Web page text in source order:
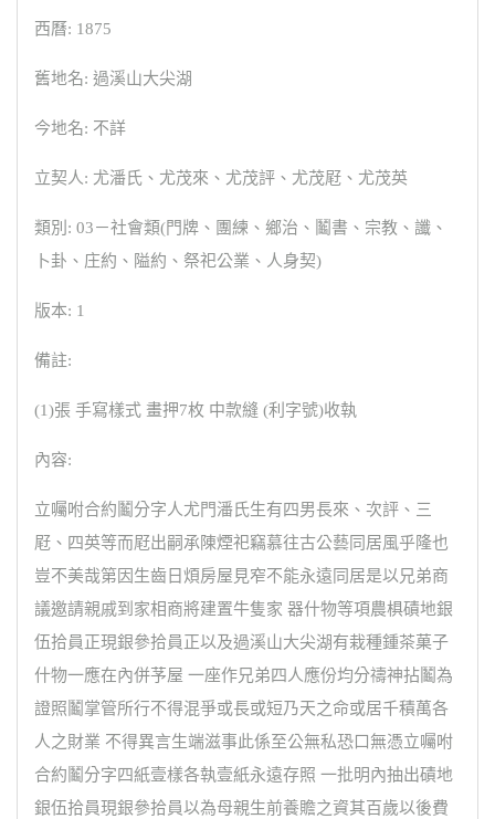
西曆: 1875
舊地名: 過溪山大尖湖
今地名: 不詳
立契人: 尤潘氏、尤茂來、尤茂評、尤茂屘、尤茂英
類別: 03－社會類(門牌、團練、鄉治、鬮書、宗教、讖、
卜卦、庄約、隘約、祭祀公業、人身契)
版本: 1
備註:
(1)張 手寫樣式 畫押7枚 中款縫 (利字號)收執
內容:
立囑咐合約鬮分字人尤門潘氏生有四男長來、次評、三
屘、四英等而屘出嗣承陳煙祀竊慕往古公藝同居風乎隆也
豈不美哉第因生齒日煩房屋見窄不能永遠同居是以兄弟商
議邀請親戚到家相商將建置牛隻家 器什物等項農椇磧地銀
伍拾員正現銀參拾員正以及過溪山大尖湖有栽種鍾茶菓子
什物一應在內併芧屋 一座作兄弟四人應份均分禱神拈鬮為
證照鬮掌管所行不得混爭或長或短乃天之命或居千積萬各
人之財業 不得異言生端滋事此係至公無私恐口無憑立囑咐
合約鬮分字四紙壹樣各執壹紙永遠存照 一批明內抽出磧地
銀伍拾員現銀參拾員以為母親生前養贍之資其百歲以後費